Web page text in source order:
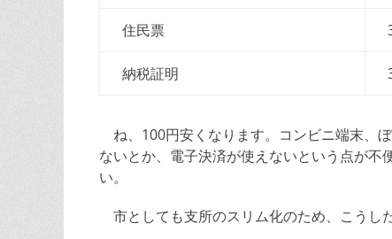
住民票
納税証明
ね、100円安くなります。コンビニ端末、
ないとか、電子決済が使えないという点が
い。
市としても支所のスリム化のため、こうし